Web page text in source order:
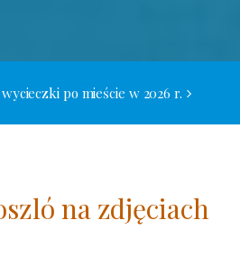
po mieście w 2026 r.
na zdjęciach